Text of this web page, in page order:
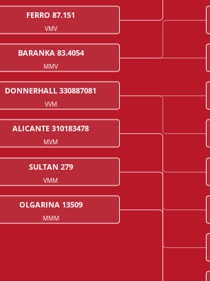
FERRO 87.151
VMV
BARANKA 83.4054
MMV
DONNERHALL 330887081
VVM
ALICANTE 310183478
MVM
SULTAN 279
VMM
OLGARINA 13509
MMM